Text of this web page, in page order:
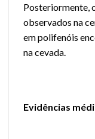
Posteriormente,
observados na
em polifenóis
na cevada.
Evidências